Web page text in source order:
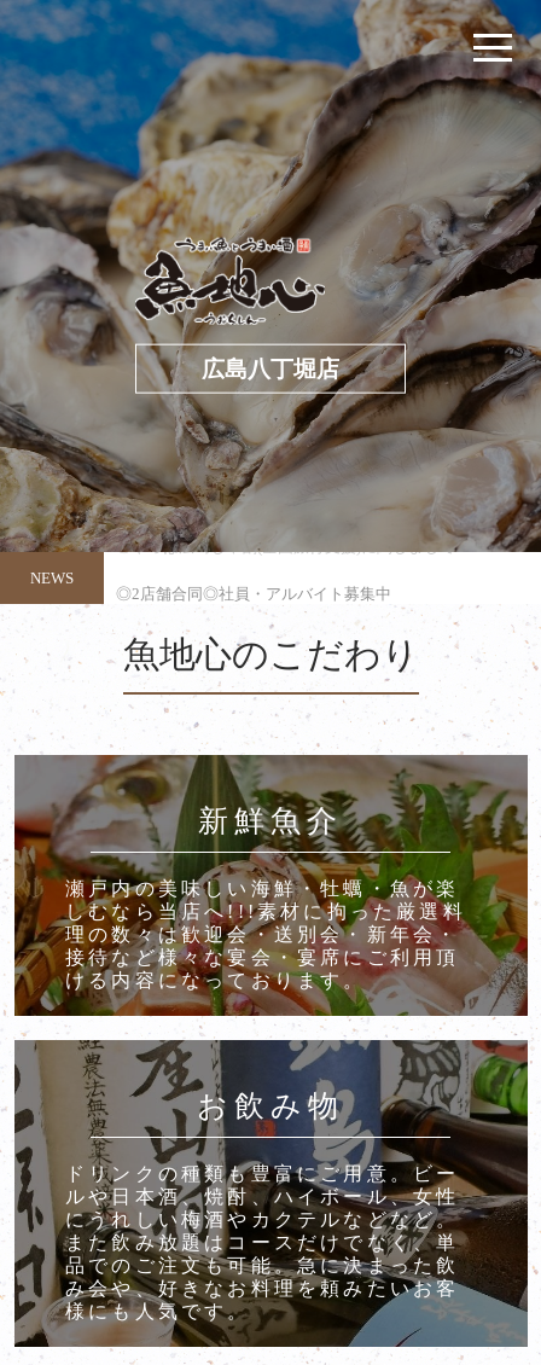
広島八丁堀店
NEWS
魚地心のこだわり
新鮮魚介
瀬戸内の美味しい海鮮・牡蠣・魚が楽
しむなら当店へ!!!素材に拘った厳選料
理の数々は歓迎会・送別会・新年会・
接待など様々な宴会・宴席にご利用頂
ける内容になっております。
お飲み物
ドリンクの種類も豊富にご用意。ビー
ルや日本酒、焼酎、ハイボール、女性
にうれしい梅酒やカクテルなどなど。
また飲み放題はコースだけでなく、単
品でのご注文も可能。急に決まった飲
み会や、好きなお料理を頼みたいお客
様にも人気です。